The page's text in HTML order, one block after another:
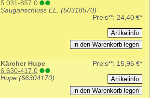
5.031-857.0
Sauganschluss EL. (50318570)
Preis**: 24,40 €*
Kärcher Hupe
6.630-417.0
Hupe (66304170)
Preis**: 15,95 €*